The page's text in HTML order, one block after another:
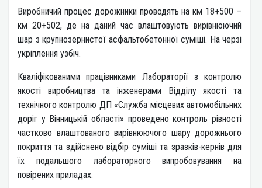
Виробничий процес дорожники проводять на км 18+500 –
км 20+502, де на даний час влаштовують вирівнюючий
шар з крупнозернистої асфальтобетонної суміші. На черзі
укріплення узбіч.
Кваліфікованими працівниками Лабораторії з контролю
якості виробництва та інженерами Відділу якості та
технічного контролю ДП «Служба місцевих автомобільних
доріг у Вінницькій області» проведено контроль рівності
частково влаштованого вирівнюючого шару дорожнього
покриття та здійснено відбір суміші та зразків-кернів для
їх подальшого лабораторного випробовування на
повірених приладах.